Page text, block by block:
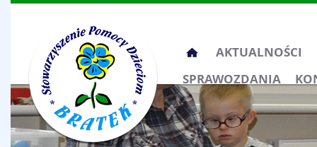
Przeskocz
do
treści
AKTUALNOŚCI
SPRAWOZDANIA